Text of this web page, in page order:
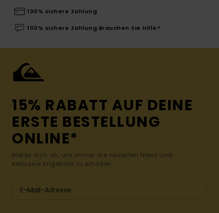
100% sichere Zahlung
100% sichere Zahlung Brauchen Sie Hilfe?
15% RABATT AUF DEINE
ERSTE BESTELLUNG
ONLINE*
Melde dich an, um immer die neuesten News und
exklusive Angebote zu erhalten.